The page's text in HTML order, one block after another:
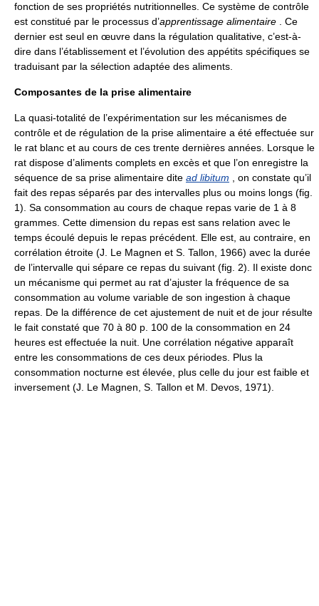
fonction de ses propriétés nutritionnelles. Ce système de contrôle
est constitué par le processus d’apprentissage alimentaire . Ce
dernier est seul en œuvre dans la régulation qualitative, c’est-à-
dire dans l’établissement et l’évolution des appétits spécifiques se
traduisant par la sélection adaptée des aliments.
Composantes de la prise alimentaire
La quasi-totalité de l’expérimentation sur les mécanismes de
contrôle et de régulation de la prise alimentaire a été effectuée sur
le rat blanc et au cours de ces trente dernières années. Lorsque le
rat dispose d’aliments complets en excès et que l’on enregistre la
séquence de sa prise alimentaire dite ad libitum , on constate qu’il
fait des repas séparés par des intervalles plus ou moins longs (fig.
1). Sa consommation au cours de chaque repas varie de 1 à 8
grammes. Cette dimension du repas est sans relation avec le
temps écoulé depuis le repas précédent. Elle est, au contraire, en
corrélation étroite (J. Le Magnen et S. Tallon, 1966) avec la durée
de l’intervalle qui sépare ce repas du suivant (fig. 2). Il existe donc
un mécanisme qui permet au rat d’ajuster la fréquence de sa
consommation au volume variable de son ingestion à chaque
repas. De la différence de cet ajustement de nuit et de jour résulte
le fait constaté que 70 à 80 p. 100 de la consommation en 24
heures est effectuée la nuit. Une corrélation négative apparaît
entre les consommations de ces deux périodes. Plus la
consommation nocturne est élevée, plus celle du jour est faible et
inversement (J. Le Magnen, S. Tallon et M. Devos, 1971).